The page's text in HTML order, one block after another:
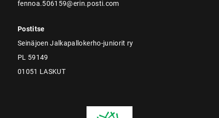
fennoa.506159@erin.posti.com
Postitse
Seinäjoen Jalkapallokerho-juniorit ry
PL 59149
01051 LASKUT